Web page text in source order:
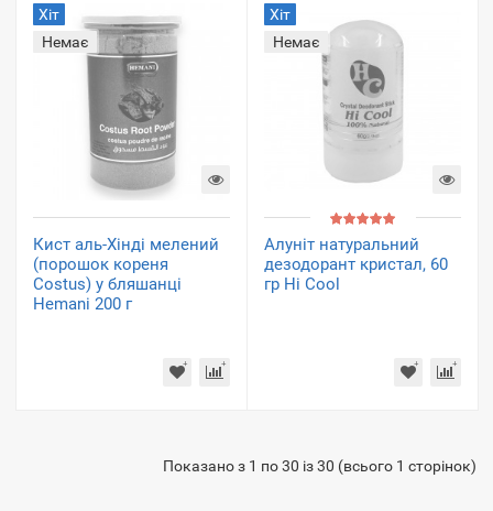
Хіт
Немає
Кист аль-Хінді мелений
(порошок кореня
Costus) у бляшанці
Hemani 200 г
Хіт
Немає
Алуніт натуральний
дезодорант кристал, 60
гр Hi Cool
Показано з 1 по 30 із 30 (всього 1 сторінок)